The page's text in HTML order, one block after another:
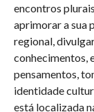
encontros
aprimorar a sua
regional,
conhecimentos,
pensamentos,
identidade
está localizada